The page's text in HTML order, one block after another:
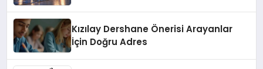
Kızılay Dershane Önerisi Arayanlar
İçin Doğru Adres